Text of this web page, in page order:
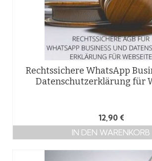
Rechtssichere WhatsApp
Datenschutzerklärung für
12,90 €
IN DEN WARENKORB